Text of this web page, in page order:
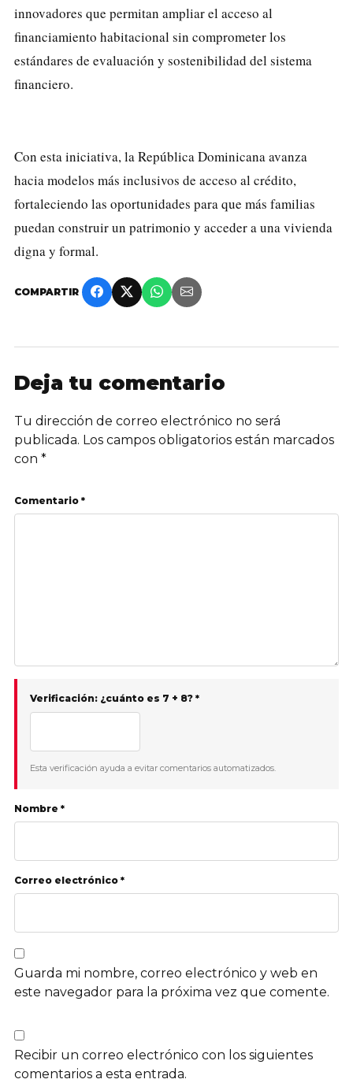
innovadores que permitan ampliar el acceso al
financiamiento habitacional sin comprometer los
estándares de evaluación y sostenibilidad del sistema
financiero.
Con esta iniciativa, la República Dominicana avanza
hacia modelos más inclusivos de acceso al crédito,
fortaleciendo las oportunidades para que más familias
puedan construir un patrimonio y acceder a una vivienda
digna y formal.
COMPARTIR
Deja tu comentario
Tu dirección de correo electrónico no será
publicada. Los campos obligatorios están marcados
con *
Comentario *
Verificación: ¿cuánto es 7 + 8? *
Esta verificación ayuda a evitar comentarios automatizados.
Nombre *
Correo electrónico *
Guarda mi nombre, correo electrónico y web en
este navegador para la próxima vez que comente.
Recibir un correo electrónico con los siguientes
comentarios a esta entrada.